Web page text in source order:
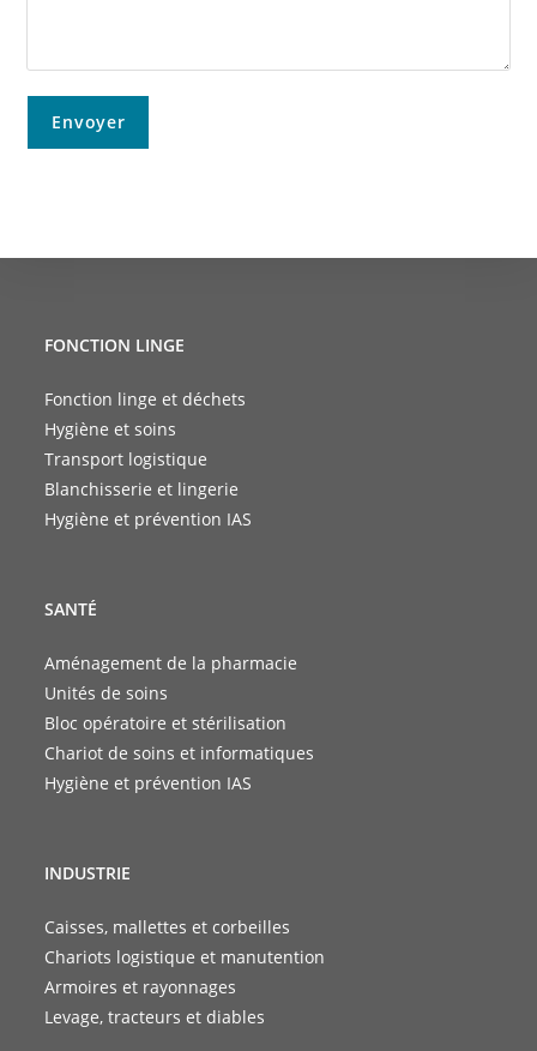
FONCTION LINGE
Fonction linge et déchets
Hygiène et soins
Transport logistique
Blanchisserie et lingerie
Hygiène et prévention IAS
SANTÉ
Aménagement de la pharmacie
Unités de soins
Bloc opératoire et stérilisation
Chariot de soins et informatiques
Hygiène et prévention IAS
INDUSTRIE
Caisses, mallettes et corbeilles
Chariots logistique et manutention
Armoires et rayonnages
Levage, tracteurs et diables